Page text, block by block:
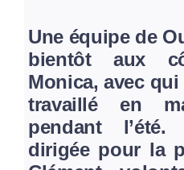
Une équipe de
bientôt aux
Monica, avec
travaillé en
pendant l’été.
dirigée pour la